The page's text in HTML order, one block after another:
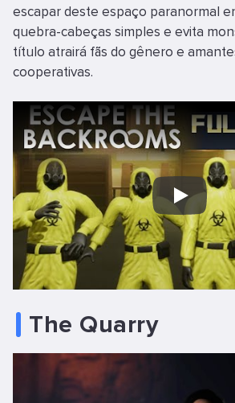
escapar deste espaço paranormal
quebra-cabeças simples e evita
título atrairá fãs do gênero e
cooperativas.
Play
The Quarry